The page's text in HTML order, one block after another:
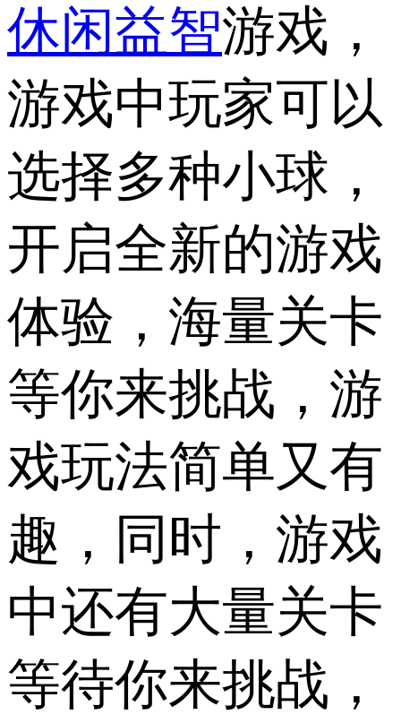
休闲益智游戏，
游戏中玩家可以
选择多种小球，
开启全新的游戏
体验，海量关卡
等你来挑战，游
戏玩法简单又有
趣，同时，游戏
中还有大量关卡
等待你来挑战，